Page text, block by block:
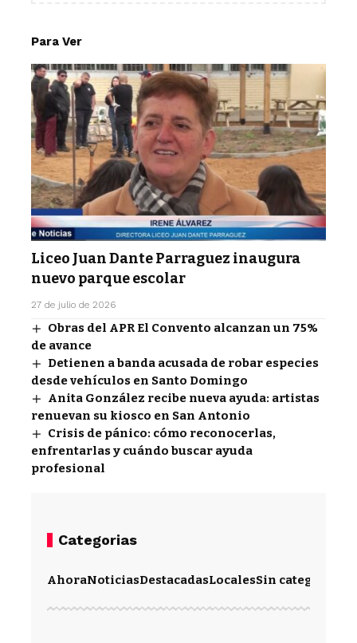
Para Ver
Liceo Juan Dante Parraguez inaugura
nuevo parque escolar
27 de julio de 2026
Obras del APR El Convento alcanzan un 75%
de avance
Detienen a banda acusada de robar especies
desde vehículos en Santo Domingo
Anita González recibe nueva ayuda: artistas
renuevan su kiosco en San Antonio
Crisis de pánico: cómo reconocerlas,
enfrentarlas y cuándo buscar ayuda
profesional
Categorias
AhoraNoticiasDestacadasLocalesSin categoría